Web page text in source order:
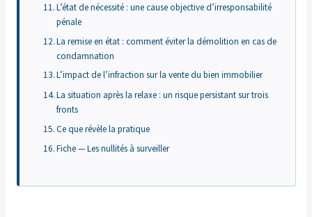
L’état de nécessité : une cause objective d’irresponsabilité
pénale
La remise en état : comment éviter la démolition en cas de
condamnation
L’impact de l’infraction sur la vente du bien immobilier
La situation après la relaxe : un risque persistant sur trois
fronts
Ce que révèle la pratique
Fiche — Les nullités à surveiller